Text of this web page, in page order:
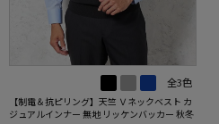
全3色
【制電＆抗ピリング】天竺 Ｖネックベスト カ
ジュアルインナー 無地 リッケンバッカー 秋冬